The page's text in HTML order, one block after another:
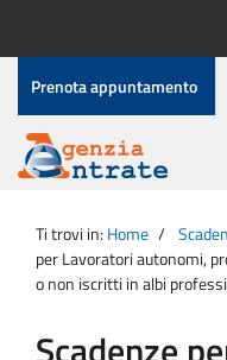
contenuto
Menu
di
servizio
Prenota appuntamento
Agenzia
Entrate
principale
Ti trovi in: Home
per Lavoratori autonomi,
o non iscritti in albi